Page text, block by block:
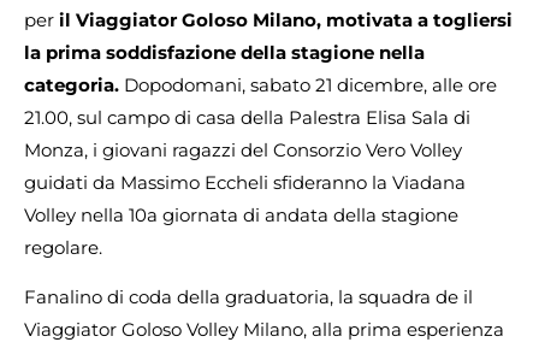
per il Viaggiator Goloso Milano, motivata a togliersi
la prima soddisfazione della stagione nella
categoria. Dopodomani, sabato 21 dicembre, alle ore
21.00, sul campo di casa della Palestra Elisa Sala di
Monza, i giovani ragazzi del Consorzio Vero Volley
guidati da Massimo Eccheli sfideranno la Viadana
Volley nella 10a giornata di andata della stagione
regolare.
Fanalino di coda della graduatoria, la squadra de il
Viaggiator Goloso Volley Milano, alla prima esperienza